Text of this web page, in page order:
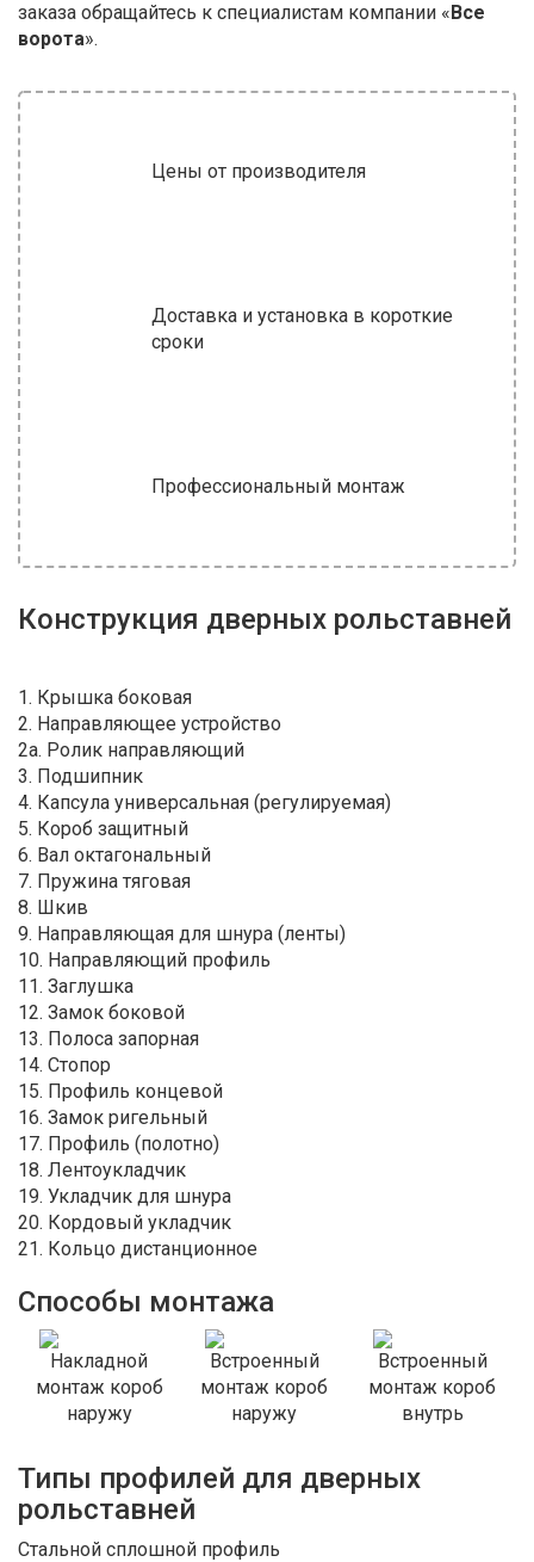
заказа обращайтесь к специалистам компании «Все
ворота».
Цены от производителя
Доставка и установка в короткие
сроки
Профессиональный монтаж
Конструкция дверных рольставней
1. Крышка боковая
2. Направляющее устройство
2a. Ролик направляющий
3. Подшипник
4. Капсула универсальная (регулируемая)
5. Короб защитный
6. Вал октагональный
7. Пружина тяговая
8. Шкив
9. Направляющая для шнура (ленты)
10. Направляющий профиль
11. Заглушка
12. Замок боковой
13. Полоса запорная
14. Стопор
15. Профиль концевой
16. Замок ригельный
17. Профиль (полотно)
18. Лентоукладчик
19. Укладчик для шнура
20. Кордовый укладчик
21. Кольцо дистанционное
Способы монтажа
Накладной
монтаж короб
наружу
Встроенный
монтаж короб
наружу
Встроенный
монтаж короб
внутрь
Типы профилей для дверных
рольставней
Стальной сплошной профиль